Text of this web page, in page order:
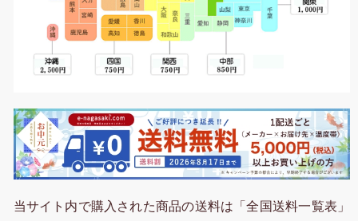
当サイト内で購入された商品の送料は「全国送料一覧表」